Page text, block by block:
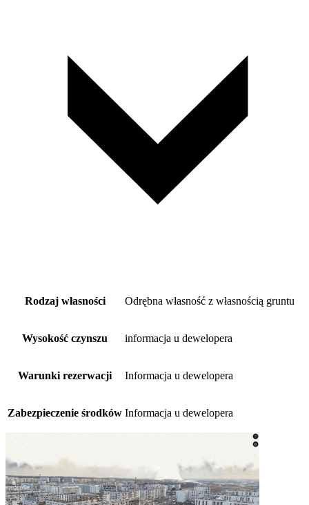
Rodzaj własności Odrębna własność z własnością gruntu
Wysokość czynszu informacja u dewelopera
Warunki rezerwacji Informacja u dewelopera
Zabezpieczenie środków Informacja u dewelopera